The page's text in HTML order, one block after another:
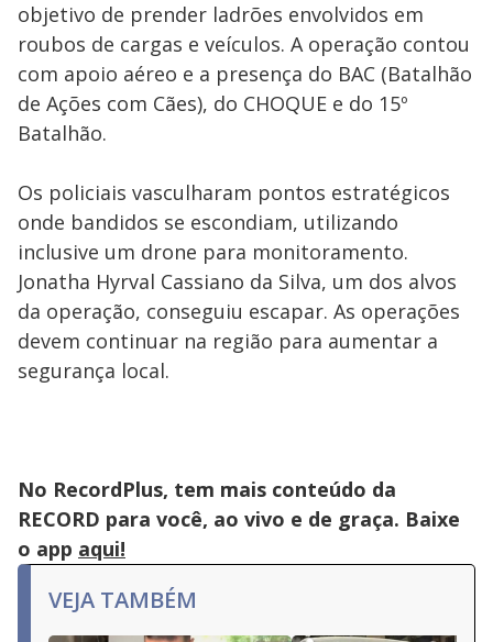
objetivo de prender ladrões envolvidos em
roubos de cargas e veículos. A operação contou
com apoio aéreo e a presença do BAC (Batalhão
de Ações com Cães), do CHOQUE e do 15º
Batalhão.
Os policiais vasculharam pontos estratégicos
onde bandidos se escondiam, utilizando
inclusive um drone para monitoramento.
Jonatha Hyrval Cassiano da Silva, um dos alvos
da operação, conseguiu escapar. As operações
devem continuar na região para aumentar a
segurança local.
No RecordPlus, tem mais conteúdo da
RECORD para você, ao vivo e de graça. Baixe
o app aqui!
VEJA TAMBÉM